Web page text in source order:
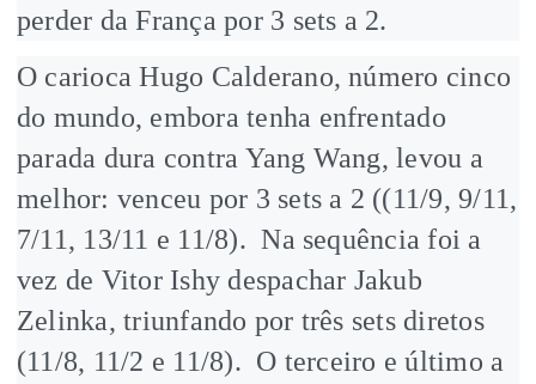
perder da França por 3 sets a 2.
O carioca Hugo Calderano, número cinco
do mundo, embora tenha enfrentado
parada dura contra Yang Wang, levou a
melhor: venceu por 3 sets a 2 ((11/9, 9/11,
7/11, 13/11 e 11/8). Na sequência foi a
vez de Vitor Ishy despachar Jakub
Zelinka, triunfando por três sets diretos
(11/8, 11/2 e 11/8). O terceiro e último a